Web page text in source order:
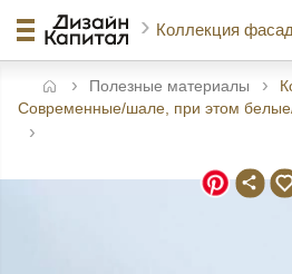
Коллекция
Полезные материалы
Современные/шале, при этом